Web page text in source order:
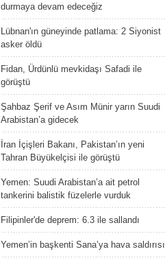
durmaya devam edeceğiz
Lübnan'ın güneyinde patlama: 2 Siyonist
asker öldü
Fidan, Ürdünlü mevkidaşı Safadi ile
görüştü
Şahbaz Şerif ve Asım Münir yarın Suudi
Arabistan’a gidecek
İran İçişleri Bakanı, Pakistan’ın yeni
Tahran Büyükelçisi ile görüştü
Yemen: Suudi Arabistan’a ait petrol
tankerini balistik füzelerle vurduk
Filipinler'de deprem: 6.3 ile sallandı
Yemen’in başkenti Sana’ya hava saldırısı